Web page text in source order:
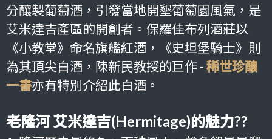
分釀製葡萄酒，引發當地開墾葡萄園風氣，是
艾米達吉產區的開創者。保羅佳布列酒莊以
《小教堂》命名旗艦紅酒，《史坦堡騎士》則
為其頂尖白酒， 陳新民教授的巨作 - 稀世珍釀
一書亦有特別介紹此白酒。
老隆河 艾米達吉(Hermitage)的魅力??